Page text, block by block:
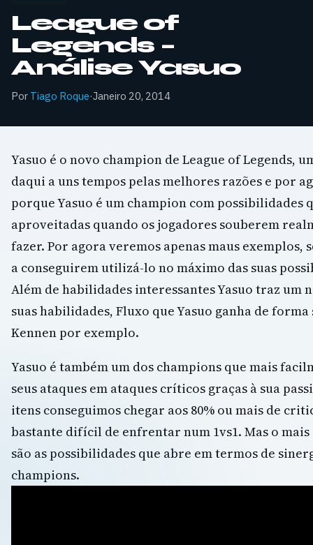
League of
Legends –
Análise Yasuo
Por Tiago Roque·Janeiro 20, 2014
Yasuo é o novo champion de League of Legends,
daqui a uns tempos pelas melhores razões e por
porque Yasuo é um champion com possibilidades
aproveitadas quando os jogadores souberem
fazer. Por agora veremos apenas maus exemplos,
a conseguirem utilizá-lo no máximo das suas
Além de habilidades interessantes Yasuo traz um
suas habilidades, Fluxo que Yasuo ganha de
Kennen por exemplo.
Yasuo é também um dos champions que mais
seus ataques em ataques críticos graças à sua
itens conseguimos chegar aos 80% ou mais de
bastante difícil de enfrentar num 1vs1. Mas o mais
são as possibilidades que abre em termos de
champions.